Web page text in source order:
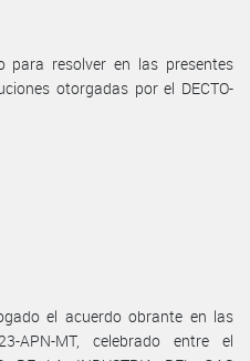
para resolver en las presentes
otorgadas por el DECTO-
el acuerdo obrante en las
APN-MT, celebrado entre el